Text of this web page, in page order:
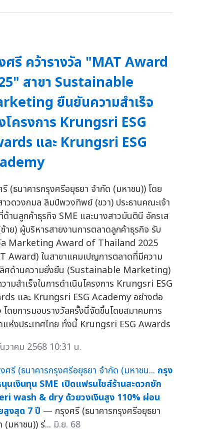
ศรี คว้ารางวัล "MAT Award
สาขา Sustainable
ยืนยันความสำเร็จ
โครงการ Krungsri ESG
และ Krungsri ESG
(ธนาคารกรุงศรีอยุธยา จำกัด (มหาชน)) โดย
าวดวงกมล ลิมป์พวงทิพย์ (ขวา) ประธานคณะเจ้า
ด้านลูกค้าธุรกิจ SME และนางสาวมันตินี อัครเส
าย) ผู้บริหารสายงานการตลาดลูกค้าธุรกิจ รับ
ล Marketing Award of Thailand 2025
Award) ในสาขาแคมเปญการตลาดที่มีความ
ลิศด้านความยั่งยืน (Sustainable Marketing)
ามสำเร็จในการดำเนินโครงการ Krungsri ESG
และ Krungsri ESG Academy อย่างต่อ
โดยการมอบรางวัลครั้งนี้จัดขึ้นโดยสมาคมการ
แห่งประเทศไทย ทั้งนี้ Krungsri ESG Awards
วาคม 2568 10:31 น.
กรุง
นเงินทุน SME เปิดแฟรนไชส์ร้านสะดวกซัก
wash & dry ด้วยวงเงินสูง 110% ผ่อน
สูงสุด 7 ปี — กรุงศรี (ธนาคารกรุงศรีอยุธยา
(มหาชน)) ร่... มิ.ย. 68